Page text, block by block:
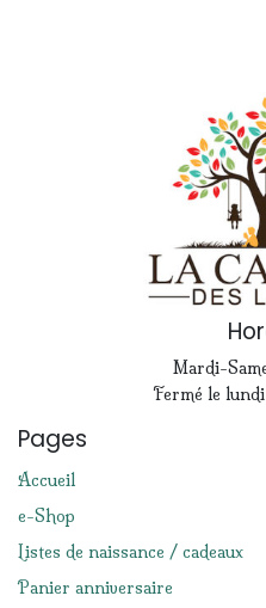
Mardi-
Fermé le
Pages
Accueil
e-Shop
Listes de naissance / cadeaux
Panier anniversaire